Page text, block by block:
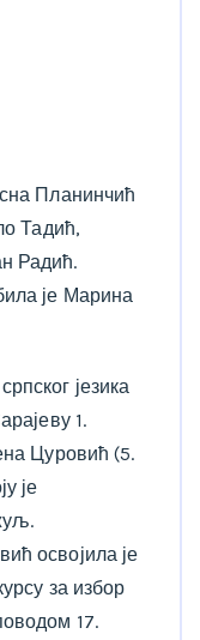
Планинчић
Тадић,
Радић.
је Марина
језика
1.
Цуровић (5.
је
освојила је
за избор
17.